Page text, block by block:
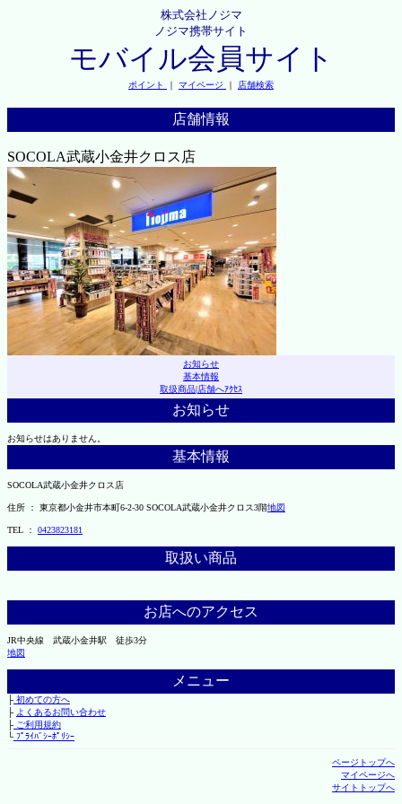
株式会社ノジマ
ノジマ携帯サイト
モバイル会員サイト
ポイント ｜ マイページ ｜ 店舗検索
店舗情報
SOCOLA武蔵小金井クロス店
お知らせ
基本情報
取扱商品|店舗へｱｸｾｽ
お知らせ
お知らせはありません。
基本情報
SOCOLA武蔵小金井クロス店
住所 ： 東京都小金井市本町6-2-30 SOCOLA武蔵小金井クロス3階地図
TEL ： 0423823181
取扱い商品
お店へのアクセス
JR中央線 武蔵小金井駅 徒歩3分
地図
メニュー
├初めての方へ
├ よくあるお問い合わせ
├ご利用規約
└ﾌﾟﾗｲﾊﾞｼｰﾎﾟﾘｼｰ
ページトップへ
マイページへ
サイトトップへ